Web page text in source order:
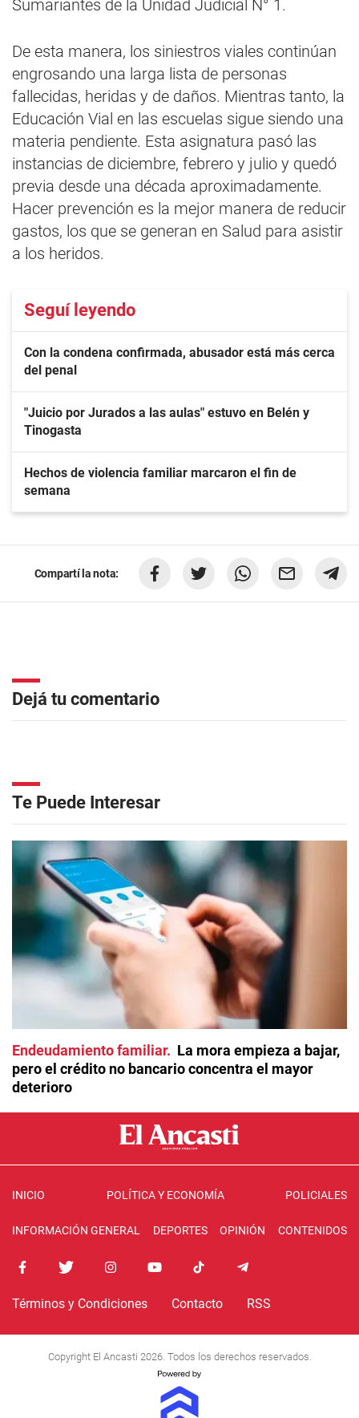
Sumariantes de la Unidad Judicial N° 1.
De esta manera, los siniestros viales continúan
engrosando una larga lista de personas
fallecidas, heridas y de daños. Mientras tanto, la
Educación Vial en las escuelas sigue siendo una
materia pendiente. Esta asignatura pasó las
instancias de diciembre, febrero y julio y quedó
previa desde una década aproximadamente.
Hacer prevención es la mejor manera de reducir
gastos, los que se generan en Salud para asistir
a los heridos.
Seguí leyendo
Con la condena confirmada, abusador está más cerca
del penal
"Juicio por Jurados a las aulas" estuvo en Belén y
Tinogasta
Hechos de violencia familiar marcaron el fin de
semana
Compartí la nota:
Dejá tu comentario
Te Puede Interesar
Endeudamiento familiar
La mora empieza a bajar,
pero el crédito no bancario concentra el mayor
deterioro
INICIO POLÍTICA Y ECONOMÍA POLICIALES
INFORMACIÓN GENERAL DEPORTES OPINIÓN CONTENIDOS
Términos y Condiciones Contacto RSS
Copyright El Ancasti 2026. Todos los derechos reservados.